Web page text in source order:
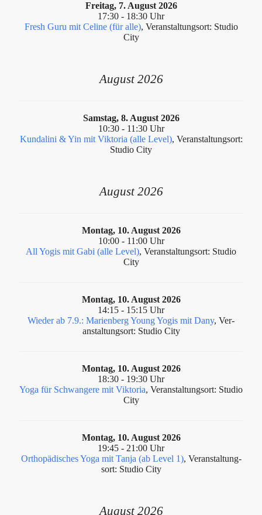
Freitag, 7. August 2026
17:30 - 18:30 Uhr
Fresh Guru mit Celine (für alle), Ver­anstal­tung­sort: Studio
City
August 2026
Samstag, 8. August 2026
10:30 - 11:30 Uhr
Kundalini & Yin mit Viktoria (alle Level), Ver­anstal­tung­sort:
Studio City
August 2026
Montag, 10. August 2026
10:00 - 11:00 Uhr
All Yogis mit Gabi (alle Level), Ver­anstal­tung­sort: Studio
City
Montag, 10. August 2026
14:15 - 15:15 Uhr
Wieder ab 7.9.: Marienberg Young Yogis mit Dany, Ver­
anstal­tung­sort: Studio City
Montag, 10. August 2026
18:30 - 19:30 Uhr
Yoga für Schwangere mit Viktoria, Ver­anstal­tung­sort: Studio
City
Montag, 10. August 2026
19:45 - 21:00 Uhr
Orthopädisches Yoga mit Tanja (ab Level 1), Ver­anstal­tung­
sort: Studio City
August 2026